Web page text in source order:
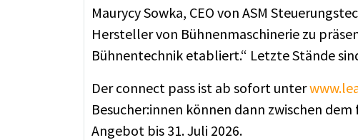
Maurycy Sowka, CEO von ASM
Hersteller von Bühnenmaschinerie zu
Bühnentechnik etabliert.“ Letzte Stände
Der connect pass ist ab sofort unter
Besucher:innen können dann zwischen
Angebot bis 31. Juli 2026.